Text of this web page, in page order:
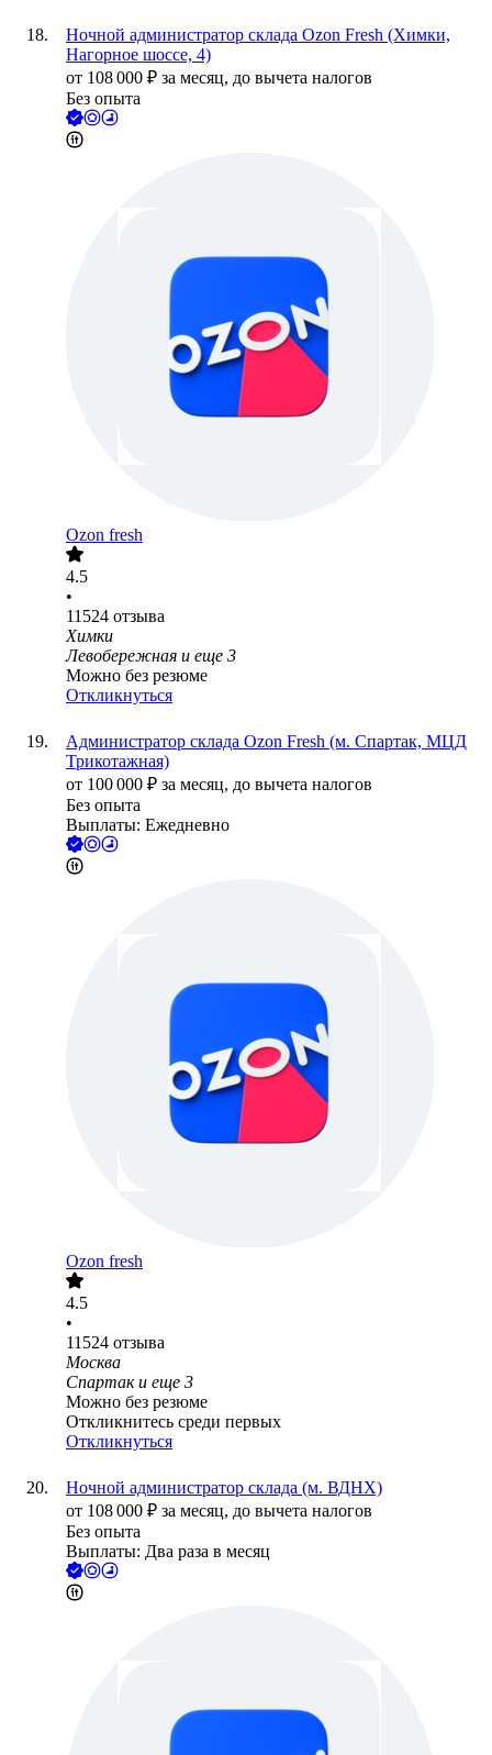
Ночной администратор склада Ozon Fresh (Химки,
Нагорное шоссе, 4)
от 108 000 ₽ за месяц, до вычета налогов
Без опыта
Ozon fresh
4.5
•
11524 отзыва
Химки
Левобережная и еще 3
Можно без резюме
Откликнуться
Администратор склада Ozon Fresh (м. Спартак, МЦД
Трикотажная)
от 100 000 ₽ за месяц, до вычета налогов
Без опыта
Выплаты: Ежедневно
Ozon fresh
4.5
•
11524 отзыва
Москва
Спартак и еще 3
Можно без резюме
Откликнитесь среди первых
Откликнуться
Ночной администратор склада (м. ВДНХ)
от 108 000 ₽ за месяц, до вычета налогов
Без опыта
Выплаты: Два раза в месяц